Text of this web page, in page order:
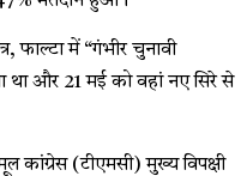
फाल्टा में “गंभीर चुनावी
था और 21 मई को वहां नए सिरे से
कांग्रेस (टीएमसी) मुख्य विपक्षी